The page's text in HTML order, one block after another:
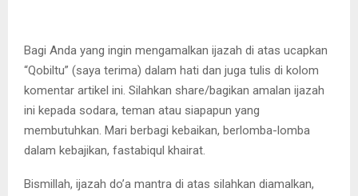
Bagi Anda yang ingin mengamalkan ijazah di atas ucapkan
“Qobiltu” (saya terima) dalam hati dan juga tulis di kolom
komentar artikel ini. Silahkan share/bagikan amalan ijazah
ini kepada sodara, teman atau siapapun yang
membutuhkan. Mari berbagi kebaikan, berlomba-lomba
dalam kebajikan, fastabiqul khairat.
Bismillah, ijazah do’a mantra di atas silahkan diamalkan,